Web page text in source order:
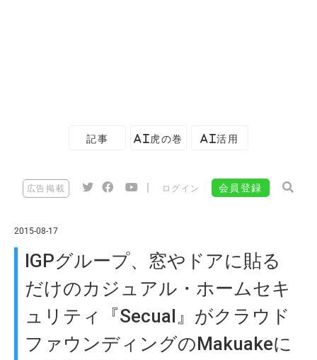
記事 AI虎の巻 AI活用
広告掲載 ログイン 会員登録
2015-08-17
IGPグループ、窓やドアに貼る
だけのカジュアル・ホームセキ
ュリティ『Secual』がクラウド
ファウンディングのMakuakeに